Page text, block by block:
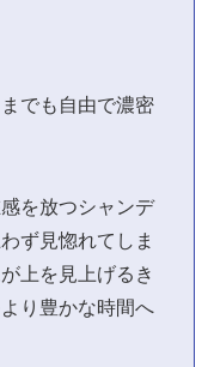
でも自由で濃密
を放つシャンデ
ず見惚れてしま
上を見上げるき
り豊かな時間へ